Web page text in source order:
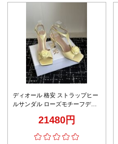
ディオール 格安 ストラップヒー
ルサンダル ローズモチーフデザ
21480円